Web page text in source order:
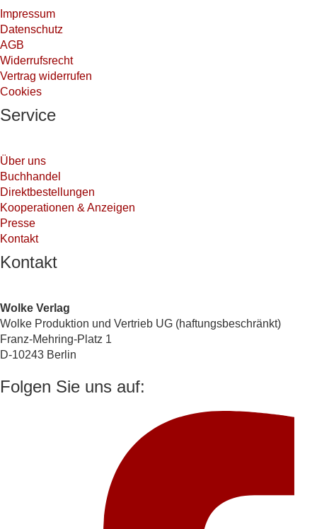
Impressum
Datenschutz
AGB
Widerrufsrecht
Vertrag widerrufen
Cookies
Service
Über uns
Buchhandel
Direktbestellungen
Kooperationen & Anzeigen
Presse
Kontakt
Kontakt
Wolke Verlag
Wolke Produktion und Vertrieb UG (haftungsbeschränkt)
Franz-Mehring-Platz 1
D-10243 Berlin
Folgen Sie uns auf: